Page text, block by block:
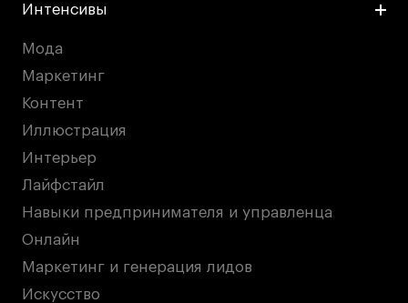
Интенсивы
Мода
Маркетинг
Контент
Иллюстрация
Интерьер
Лайфстайл
Навыки предпринимателя и управленца
Онлайн
Маркетинг и генерация лидов
Искусство